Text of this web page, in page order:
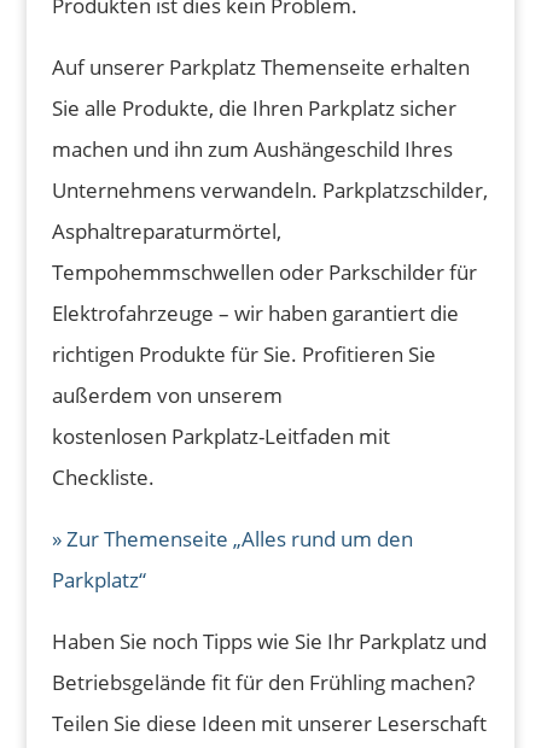
Auf unserer Parkplatz Themenseite erhalten
Sie alle Produkte, die Ihren Parkplatz sicher
machen und ihn zum Aushängeschild Ihres
Unternehmens verwandeln. Parkplatzschilder,
Asphaltreparaturmörtel,
Tempohemmschwellen oder Parkschilder für
Elektrofahrzeuge – wir haben garantiert die
richtigen Produkte für Sie. Profitieren Sie
außerdem von unserem
kostenlosen Parkplatz-Leitfaden mit
Checkliste.
» Zur Themenseite „Alles rund um den
Parkplatz“
Haben Sie noch Tipps wie Sie Ihr Parkplatz und
Betriebsgelände fit für den Frühling machen?
Teilen Sie diese Ideen mit unserer Leserschaft